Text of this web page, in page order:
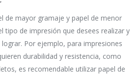
de mayor gramaje y papel de menor
tipo de impresión que desees realizar y
Por ejemplo, para impresiones
durabilidad y resistencia, como
es recomendable utilizar papel de